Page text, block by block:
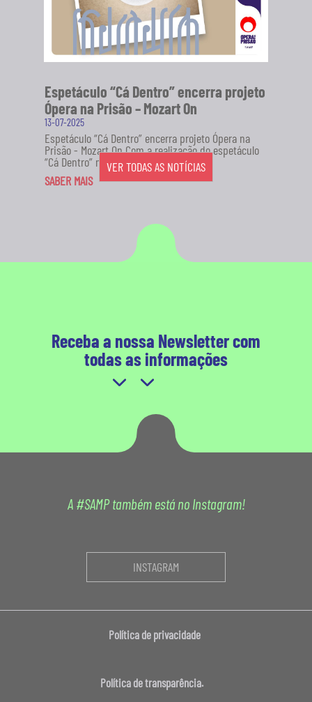
Espetáculo “Cá Dentro” encerra projeto
Ópera na Prisão – Mozart On
13-07-2025
Espetáculo “Cá Dentro” encerra projeto Ópera na
Prisão - Mozart On Com a realização do espetáculo
“Cá Dentro” no...
SABER MAIS
VER TODAS AS NOTÍCIAS
Receba a nossa Newsletter com
todas as informações
A #SAMP também está no Instagram!
INSTAGRAM
Política de privacidade
Política de transparência.